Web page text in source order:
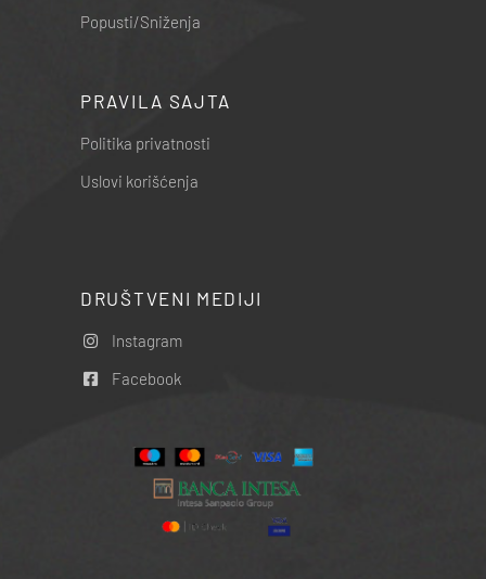
Popusti/Sniženja
PRAVILA SAJTA
Politika privatnosti
Uslovi korišćenja
DRUŠTVENI MEDIJI
Instagram
Facebook